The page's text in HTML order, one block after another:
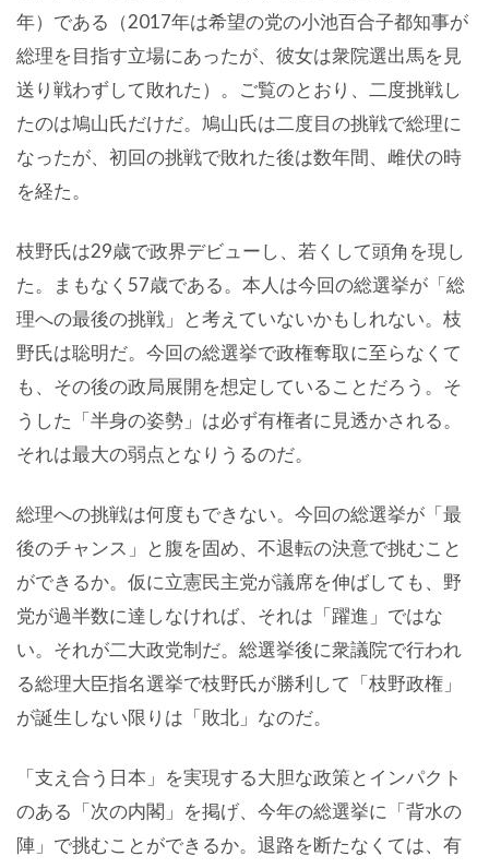
年）である（2017年は希望の党の小池百合子都知事が
総理を目指す立場にあったが、彼女は衆院選出馬を見
送り戦わずして敗れた）。ご覧のとおり、二度挑戦し
たのは鳩山氏だけだ。鳩山氏は二度目の挑戦で総理に
なったが、初回の挑戦で敗れた後は数年間、雌伏の時
を経た。
枝野氏は29歳で政界デビューし、若くして頭角を現し
た。まもなく57歳である。本人は今回の総選挙が「総
理への最後の挑戦」と考えていないかもしれない。枝
野氏は聡明だ。今回の総選挙で政権奪取に至らなくて
も、その後の政局展開を想定していることだろう。そ
うした「半身の姿勢」は必ず有権者に見透かされる。
それは最大の弱点となりうるのだ。
総理への挑戦は何度もできない。今回の総選挙が「最
後のチャンス」と腹を固め、不退転の決意で挑むこと
ができるか。仮に立憲民主党が議席を伸ばしても、野
党が過半数に達しなければ、それは「躍進」ではな
い。それが二大政党制だ。総選挙後に衆議院で行われ
る総理大臣指名選挙で枝野氏が勝利して「枝野政権」
が誕生しない限りは「敗北」なのだ。
「支え合う日本」を実現する大胆な政策とインパクト
のある「次の内閣」を掲げ、今年の総選挙に「背水の
陣」で挑むことができるか。退路を断たなくては、有